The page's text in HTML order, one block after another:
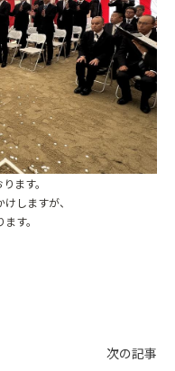
ます。
しますが、
す。
次の記事